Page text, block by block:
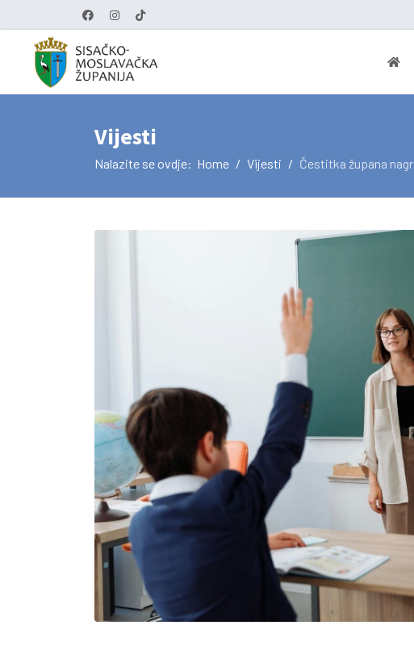
Vijesti
Nalazite se ovdje: Home Vijesti Čestitka župana